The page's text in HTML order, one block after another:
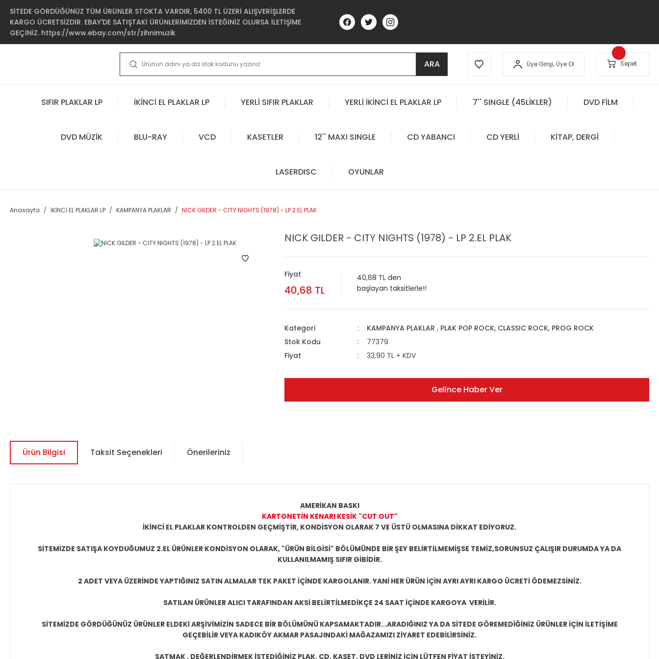
SİTEDE GÖRDÜĞÜNÜZ TÜM ÜRÜNLER STOKTA VARDIR, 5400 TL ÜZERİ ALIŞVERİŞLERDE
KARGO ÜCRETSİZDİR. EBAY'DE SATIŞTAKİ ÜRÜNLERİMİZDEN İSTEĞİNİZ OLURSA İLETİŞİME
GEÇİNİZ. https://www.ebay.com/str/zihnimuzik
ARA Üye Girişi, Üye Ol Sepet
SIFIR PLAKLAR LP İKİNCİ EL PLAKLAR LP YERLİ SIFIR PLAKLAR YERLİ İKİNCİ EL PLAKLAR LP 7'' SINGLE (45LİKLER) DVD FİLM
DVD MÜZİK BLU-RAY VCD KASETLER 12'' MAXI SINGLE CD YABANCI CD YERLİ KİTAP, DERGİ
LASERDISC OYUNLAR
Anasayfa İKİNCİ EL PLAKLAR LP KAMPANYA PLAKLAR NICK GILDER - CITY NIGHTS (1978) - LP 2.EL PLAK
NICK GILDER - CITY NIGHTS (1978) - LP 2.EL PLAK
Fiyat
40,68 TL
40,68 TL den
başlayan taksitlerle!!
Kategori KAMPANYA PLAKLAR , PLAK POP ROCK, CLASSIC ROCK, PROG ROCK
Stok Kodu
77379
Fiyat
33,90 TL + KDV
Gelince Haber Ver
Ürün Bilgisi Taksit Seçenekleri Önerileriniz
AMERİKAN BASKI
KARTONETİN KENARI KESİK "CUT OUT"
İKİNCİ EL PLAKLAR KONTROLDEN GEÇMİŞTİR, KONDİSYON OLARAK 7 VE ÜSTÜ OLMASINA DİKKAT EDİYORUZ.
SİTEMİZDE SATIŞA KOYDUĞUMUZ 2.EL ÜRÜNLER KONDİSYON OLARAK, "ÜRÜN BİLGİSİ" BÖLÜMÜNDE BİR ŞEY BELİRTİLMEMİŞSE TEMİZ,SORUNSUZ ÇALIŞIR DURUMDA YA DA
KULLANILMAMIŞ SIFIR GİBİDİR.
2 ADET VEYA ÜZERİNDE YAPTIĞINIZ SATIN ALMALAR TEK PAKET İÇİNDE KARGOLANIR. YANİ HER ÜRÜN İÇİN AYRI AYRI KARGO ÜCRETİ ÖDEMEZSİNİZ.
SATILAN ÜRÜNLER ALICI TARAFINDAN AKSİ BELİRTİLMEDİKÇE 24 SAAT İÇİNDE KARGOYA VERİLİR.
SİTEMİZDE GÖRDÜĞÜNÜZ ÜRÜNLER ELDEKİ ARŞİVİMİZİN SADECE BİR BÖLÜMÜNÜ KAPSAMAKTADIR...ARADIĞINIZ YA DA SİTEDE GÖREMEDİĞİNİZ ÜRÜNLER İÇİN İLETİŞİME
GEÇEBİLİR VEYA KADIKÖY AKMAR PASAJINDAKİ MAĞAZAMIZI ZİYARET EDEBİLİRSİNİZ.
SATMAK , DEĞERLENDİRMEK İSTEDİĞİNİZ PLAK, CD, KASET, DVD LERİNİZ İÇİN LÜTFEN FİYAT İSTEYİNİZ.